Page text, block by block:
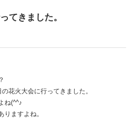
てきました。
花火大会に行ってきました。
ね(^^♪
ますよね。